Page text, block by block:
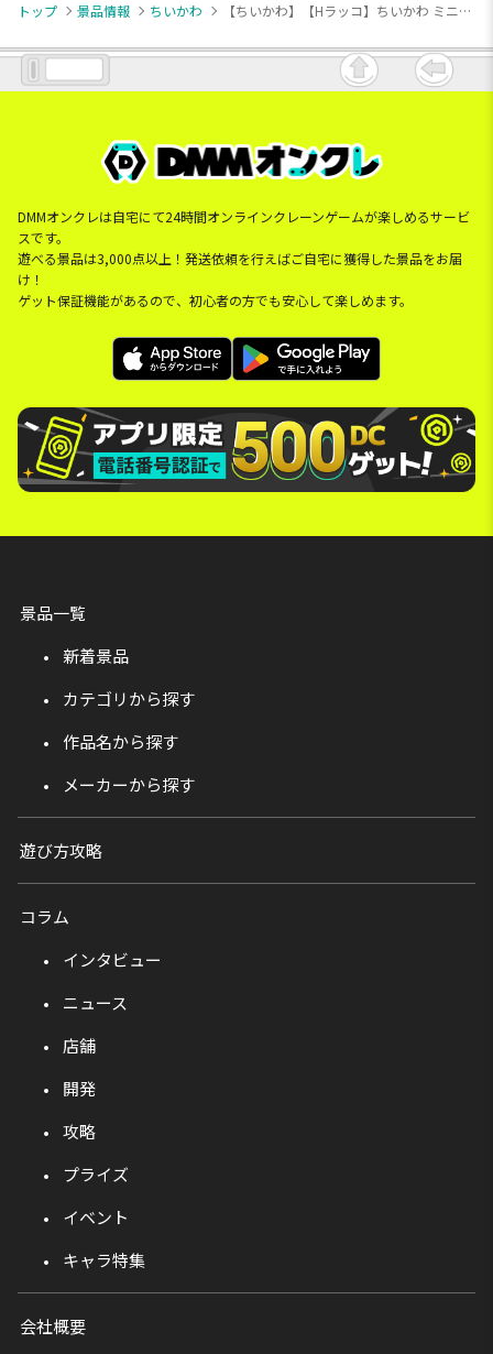
トップ
景品情報 ちいかわ 【ちいかわ】【Hラッコ】ちいかわ ミニがま口ポーチ
DMMオンクレは自宅にて24時間オンラインクレーンゲームが楽しめるサービ
スです。
遊べる景品は3,000点以上！発送依頼を行えばご自宅に獲得した景品をお届
け！
ゲット保証機能があるので、初心者の方でも安心して楽しめます。
景品一覧
新着景品
カテゴリから探す
作品名から探す
メーカーから探す
遊び方攻略
コラム
インタビュー
ニュース
店舗
開発
攻略
プライズ
イベント
キャラ特集
会社概要